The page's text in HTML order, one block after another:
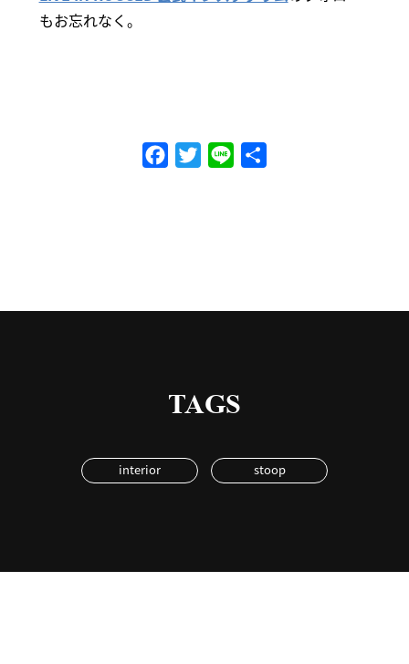
もお忘れなく。
FacebookTwitterLine
TAGS
interior stoop